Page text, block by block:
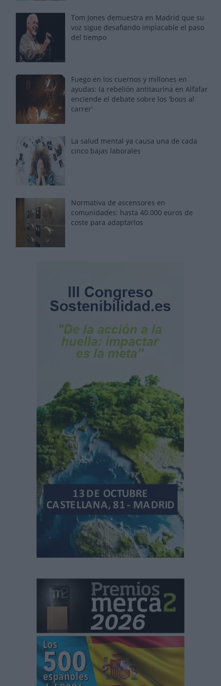
Tom Jones demuestra en Madrid que su
voz sigue desafiando implacable el paso
del tiempo
Fuego en los cuernos y millones en
ayudas: la rebelión antitaurina en Alfafar
enciende el debate sobre los 'bous al
carrer'
La salud mental ya causa una de cada
cinco bajas laborales
Normativa de ascensores en
comunidades: hasta 40.000 euros de
coste para adaptarlos